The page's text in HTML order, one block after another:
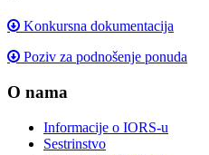
Konkursna dokumentacija
Poziv za podnošenje ponuda
O nama
Informacije o IORS-u
Sestrinstvo